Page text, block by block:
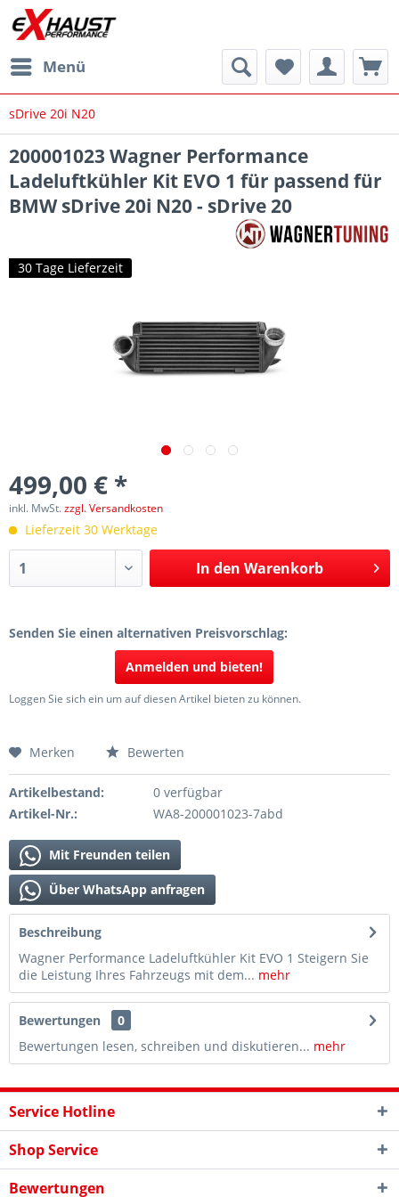
Menü
sDrive 20i N20
200001023 Wagner Performance
Ladeluftkühler Kit EVO 1 für passend für
BMW sDrive 20i N20 - sDrive 20
30 Tage Lieferzeit
499,00 € *
inkl. MwSt.zzgl. Versandkosten
Lieferzeit 30 Werktage
In den Warenkorb
Senden Sie einen alternativen Preisvorschlag:
Anmelden und bieten!
Loggen Sie sich ein um auf diesen Artikel bieten zu können.
Merken Bewerten
Artikelbestand:
0 verfügbar
Artikel-Nr.:
WA8-200001023-7abd
Mit Freunden teilen
Über WhatsApp anfragen
Beschreibung
Wagner Performance Ladeluftkühler Kit EVO 1 Steigern Sie
die Leistung Ihres Fahrzeugs mit dem... mehr
Bewertungen
0
Bewertungen lesen, schreiben und diskutieren... mehr
Service Hotline
Shop Service
Bewertungen